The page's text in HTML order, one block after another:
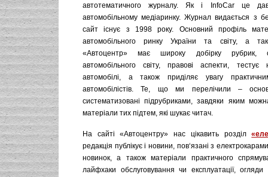
автотематичного журналу. Як і InfoCar це
автомобільному медіаринку. Журнал видається з
сайт існує з 1998 року. Основний профіль
автомобільного ринку України та світу, а
«Автоцентр» має широку добірку рубрик,
автомобільного світу, правові аспекти, тестує
автомобілі, а також приділяє увагу
автомобілістів. Те, що ми перелічили –
систематизовані підрубриками, завдяки яким
матеріали тих підтем, які шукає читач.
На сайті «Автоцентру» нас цікавить розділ
редакція публікує і новини, пов‘язані з
новинок, а також матеріали практичного
лайфхаки обслуговування чи експлуатації, огляди